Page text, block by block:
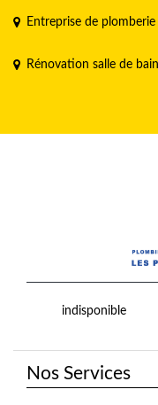
Entreprise de plomberie
Rénovation salle de
indisponible
Nos Services